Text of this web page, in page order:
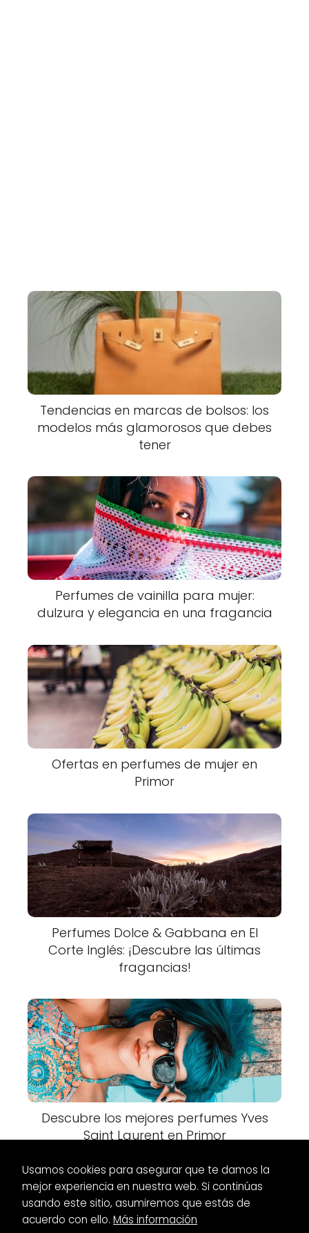
Tendencias en marcas de bolsos: los
modelos más glamorosos que debes
tener
Perfumes de vainilla para mujer:
dulzura y elegancia en una fragancia
Ofertas en perfumes de mujer en
Primor
Perfumes Dolce & Gabbana en El
Corte Inglés: ¡Descubre las últimas
fragancias!
Descubre los mejores perfumes Yves
Saint Laurent en Primor
Las Mejores Marcas de Bolsos de Moda:
Usamos cookies para asegurar que te damos la
mejor experiencia en nuestra web. Si continúas
usando este sitio, asumiremos que estás de
acuerdo con ello. Más información